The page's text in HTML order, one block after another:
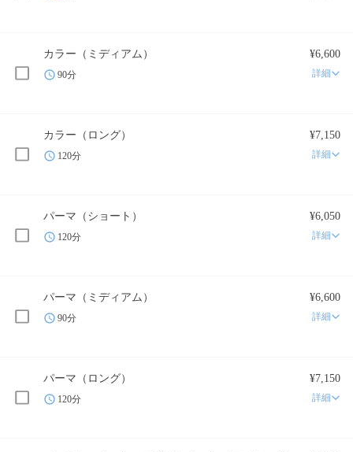
カラー（ミディアム） ¥6,600
90分 詳細
カラー（ロング） ¥7,150
120分 詳細
パーマ（ショート） ¥6,050
120分 詳細
パーマ（ミディアム） ¥6,600
90分 詳細
パーマ（ロング） ¥7,150
120分 詳細